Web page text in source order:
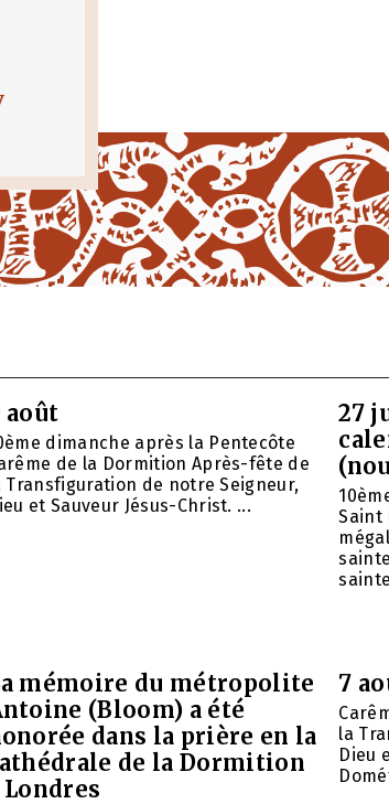
août
dimanche après la Pentecôte
de la Dormition Après-fête de
Transfiguration de notre Seigneur,
et Sauveur Jésus-Christ. ...
27
Saint
mémoire du métropolite
(Bloom) a été
dans la prière en la
de la Dormition
Londres
7
la
Dieu